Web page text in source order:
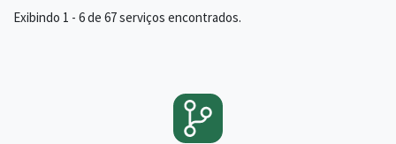
Exibindo 1 - 6 de 67 serviços encontrados.